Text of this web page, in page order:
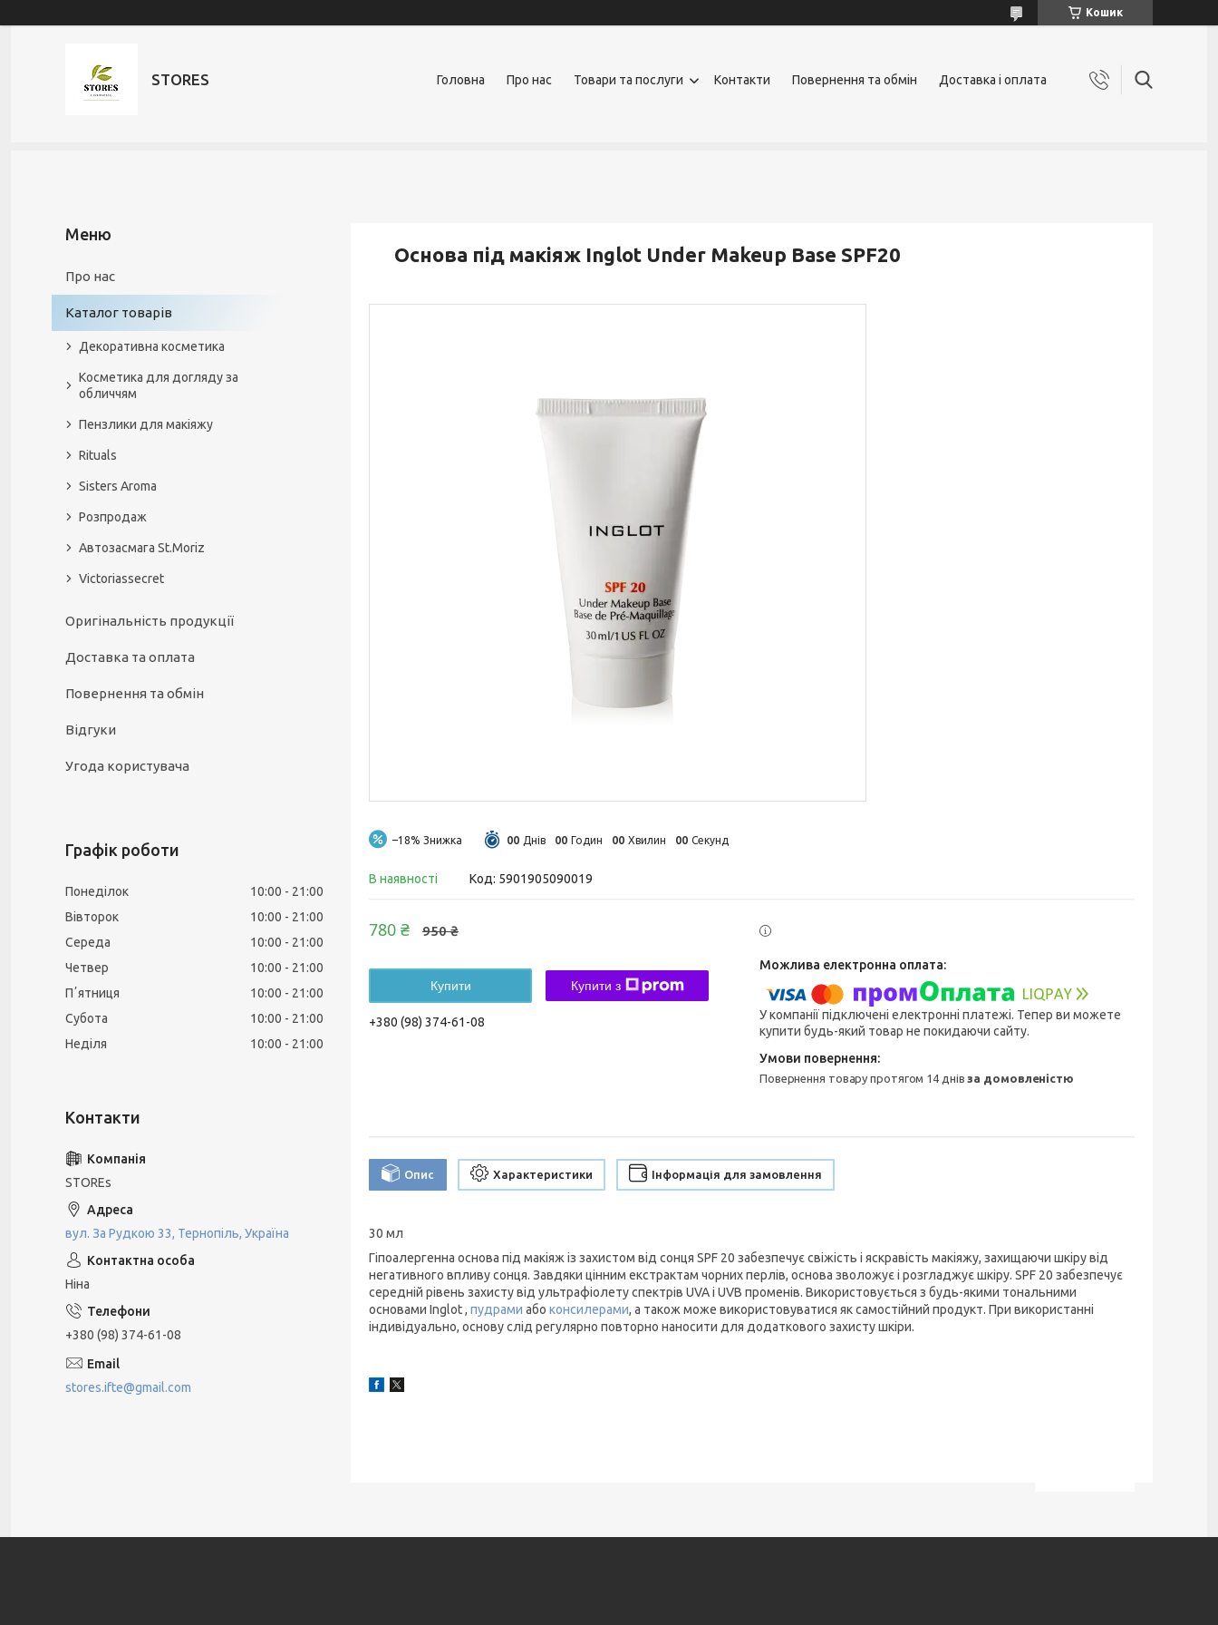
Кошик
STORES Головна Про нас Товари та послуги Контакти Повернення та обмін Доставка і оплата
Основа під макіяж Inglot Under Makeup Base SPF20
–18% 00 Днів 00 Годин 00 Хвилин 00 Секунд
В наявності Код: 5901905090019
950 ₴
780 ₴
Купити Купити з
+380 (98) 374-61-08
У компанії підключені електронні платежі. Тепер ви можете
купити будь-який товар не покидаючи сайту.
повернення товару протягом 14 днівза домовленістю
Опис Характеристики Інформація для замовлення
30 мл
Гіпоалергенна основа під макіяж із захистом від сонця SPF 20 забезпечує свіжість і яскравість макіяжу, захищаючи шкіру від
негативного впливу сонця. Завдяки цінним екстрактам чорних перлів, основа зволожує і розгладжує шкіру. SPF 20 забезпечує
середній рівень захисту від ультрафіолету спектрів UVA і UVB променів. Використовується з будь-якими тональними
основами Inglot , пудрами або консилерами, а також може використовуватися як самостійний продукт. При використанні
індивідуально, основу слід регулярно повторно наносити для додаткового захисту шкіри.
Про нас
Каталог товарів
Декоративна косметика
Косметика для догляду за
обличчям
Пензлики для макіяжу
Rituals
Sisters Aroma
Розпродаж
Автозасмага St.Moriz
Victoriassecret
Оригінальність продукції
Доставка та оплата
Повернення та обмін
Відгуки
Угода користувача
Графік роботи
Понеділок 10:00
21:00
Вівторок
10:00
21:00
Середа
10:00
21:00
Четвер
10:00
21:00
Пʼятниця
10:00
21:00
Субота
10:00
21:00
Неділя
10:00 21:00
STOREs
вул. За Рудкою 33, Тернопіль, Україна
Ніна
+380 (98) 374-61-08
stores.ifte@gmail.com